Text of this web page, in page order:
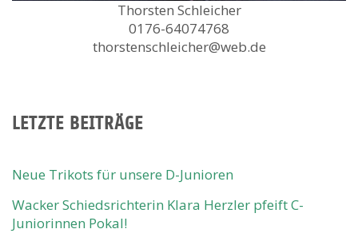
Thorsten Schleicher
0176-64074768
thorstenschleicher@web.de
LETZTE BEITRÄGE
Neue Trikots für unsere D-Junioren
Wacker Schiedsrichterin Klara Herzler pfeift C-
Juniorinnen Pokal!